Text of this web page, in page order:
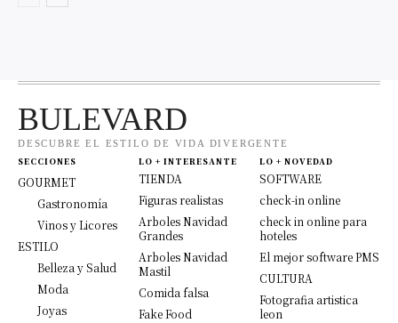
BULEVARD
DESCUBRE EL ESTILO DE VIDA DIVERGENTE
SECCIONES
GOURMET
Gastronomía
Vinos y Licores
ESTILO
Belleza y Salud
Moda
Joyas
LO + INTERESANTE
TIENDA
Figuras realistas
Arboles Navidad
Grandes
Arboles Navidad
Mastil
Comida falsa
Fake Food
LO + NOVEDAD
SOFTWARE
check-in online
check in online para
hoteles
El mejor software PMS
CULTURA
Fotografia artistica
leon